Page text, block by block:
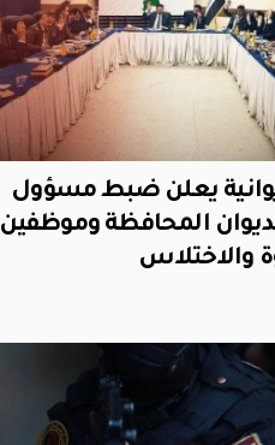
يعلن ضبط مسؤول
المحافظة وموظفين
والاختلاس